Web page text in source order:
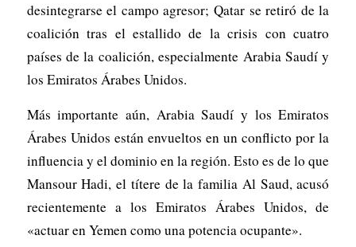
desintegrarse el campo agresor; Qatar se retiró de la
coalición tras el estallido de la crisis con cuatro
países de la coalición, especialmente Arabia Saudí y
los Emiratos Árabes Unidos.
Más importante aún, Arabia Saudí y los Emiratos
Árabes Unidos están envueltos en un conflicto por la
influencia y el dominio en la región. Esto es de lo que
Mansour Hadi, el títere de la familia Al Saud, acusó
recientemente a los Emiratos Árabes Unidos, de
«actuar en Yemen como una potencia ocupante».